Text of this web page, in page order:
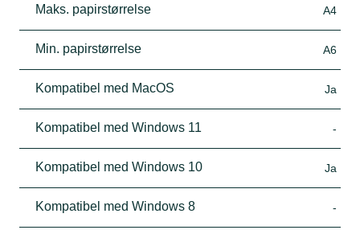
Maks. papirstørrelse A4
Min. papirstørrelse A6
Kompatibel med MacOS Ja
Kompatibel med Windows 11 -
Kompatibel med Windows 10 Ja
Kompatibel med Windows 8 -